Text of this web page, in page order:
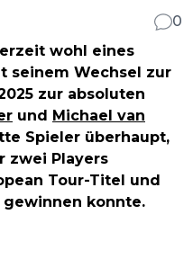
0
wohl eines
seinem Wechsel zur
zur absoluten
und
Michael van
Spieler überhaupt,
zwei Players
Tour-Titel und
gewinnen konnte.